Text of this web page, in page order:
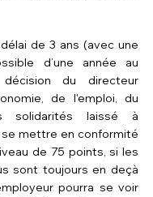
de 3 ans (avec une
d’une année au
décision du directeur
de l'emploi, du
laissé à
se mettre en conformité
de 75 points, si les
sont toujours en deçà
pourra se voir